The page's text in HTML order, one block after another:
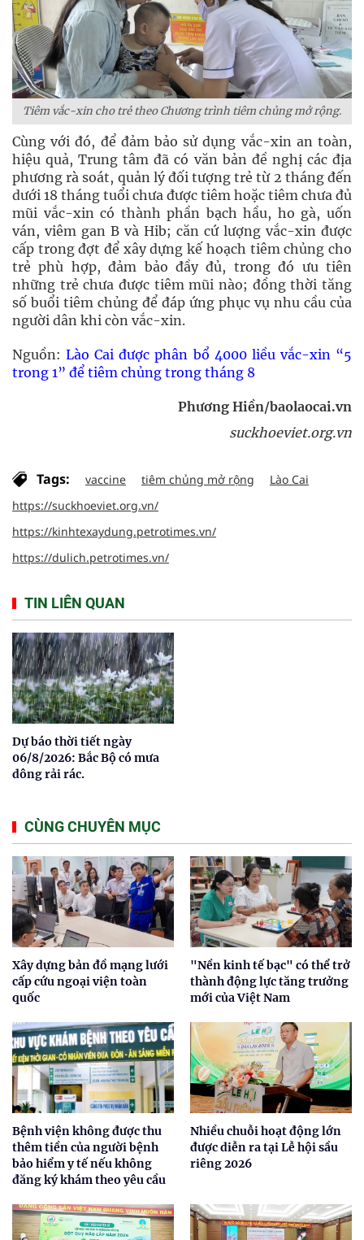
Tiêm vắc-xin cho trẻ theo Chương trình tiêm chủng mở rộng.
Cùng với đó, để đảm bảo sử dụng vắc-xin an toàn,
hiệu quả, Trung tâm đã có văn bản đề nghị các địa
phương rà soát, quản lý đối tượng trẻ từ 2 tháng đến
dưới 18 tháng tuổi chưa được tiêm hoặc tiêm chưa đủ
mũi vắc-xin có thành phần bạch hầu, ho gà, uốn
ván, viêm gan B và Hib; căn cứ lượng vắc-xin được
cấp trong đợt để xây dựng kế hoạch tiêm chủng cho
trẻ phù hợp, đảm bảo đầy đủ, trong đó ưu tiên
những trẻ chưa được tiêm mũi nào; đồng thời tăng
số buổi tiêm chủng để đáp ứng phục vụ nhu cầu của
người dân khi còn vắc-xin.
Nguồn:Lào Cai được phân bổ 4000 liều vắc-xin “5
trong 1” để tiêm chủng trong tháng 8
Phương Hiền/baolaocai.vn
suckhoeviet.org.vn
Tags: vaccine tiêm chủng mở rộng
Lào Cai
https://suckhoeviet.org.vn/
https://kinhtexaydung.petrotimes.vn/
https://dulich.petrotimes.vn/
TIN LIÊN QUAN
Dự báo thời tiết ngày
06/8/2026: Bắc Bộ có mưa
dông rải rác.
CÙNG CHUYÊN MỤC
Xây dựng bản đồ mạng lưới
cấp cứu ngoại viện toàn
quốc
"Nền kinh tế bạc" có thể trở
thành động lực tăng trưởng
mới của Việt Nam
Bệnh viện không được thu
thêm tiền của người bệnh
bảo hiểm y tế nếu không
đăng ký khám theo yêu cầu
Nhiều chuỗi hoạt động lớn
được diễn ra tại Lễ hội sầu
riêng 2026